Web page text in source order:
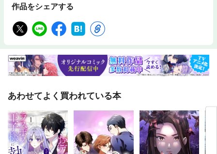
作品をシェアする
あわせてよく買われている本